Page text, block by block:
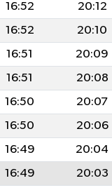
16:52 20:12
16:52 20:10
16:51 20:09
16:51 20:08
16:50 20:07
16:50 20:06
16:49 20:04
16:49 20:03